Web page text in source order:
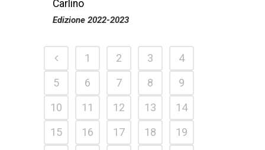
Carlino
Edizione 2022-2023
1 2 3
4
5
6 7 8
9
10
11 12 13
14
15
16 17 18
19